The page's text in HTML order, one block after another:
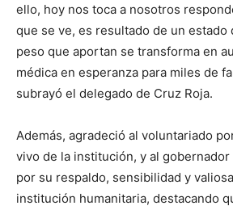
ello, hoy nos toca a nosotros
que se ve, es resultado de un estado
peso que aportan se transforma en
médica en esperanza para miles de
subrayó el delegado de Cruz Roja.
Además, agradeció al voluntariado
vivo de la institución, y al gobernador
por su respaldo, sensibilidad y
institución humanitaria, destacando